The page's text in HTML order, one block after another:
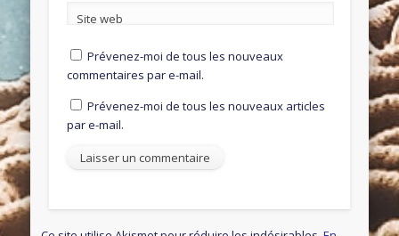
Site web
Prévenez-moi de tous les nouveaux
commentaires par e-mail.
Prévenez-moi de tous les nouveaux articles
par e-mail.